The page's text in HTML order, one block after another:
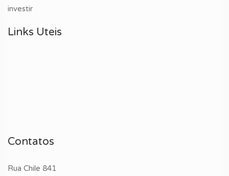
investir
Links Uteis
Contatos
Rua Chile 841